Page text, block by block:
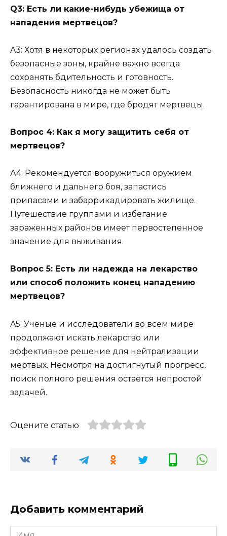
Q3: Есть ли какие-нибудь убежища от
нападения мертвецов?
A3: Хотя в некоторых регионах удалось создать
безопасные зоны, крайне важно всегда
сохранять бдительность и готовность.
Безопасность никогда не может быть
гарантирована в мире, где бродят мертвецы.
Вопрос 4: Как я могу защитить себя от
мертвецов?
А4: Рекомендуется вооружиться оружием
ближнего и дальнего боя, запастись
припасами и забаррикадировать жилище.
Путешествие группами и избегание
зараженных районов имеет первостепенное
значение для выживания.
Вопрос 5: Есть ли надежда на лекарство
или способ положить конец нападению
мертвецов?
A5: Ученые и исследователи во всем мире
продолжают искать лекарство или
эффективное решение для нейтрализации
мертвых. Несмотря на достигнутый прогресс,
поиск полного решения остается непростой
задачей.
Оцените статью
Добавить комментарий
Имя